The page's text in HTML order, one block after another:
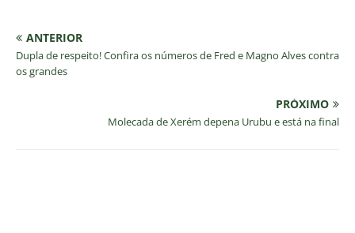
ANTERIOR
Dupla de respeito! Confira os números de Fred e Magno Alves contra
os grandes
PRÓXIMO
Molecada de Xerém depena Urubu e está na final